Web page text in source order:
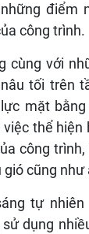
điểm
công trình.
cùng với
tối trên
mặt
việc thể
công
cũng như
tự
dụng